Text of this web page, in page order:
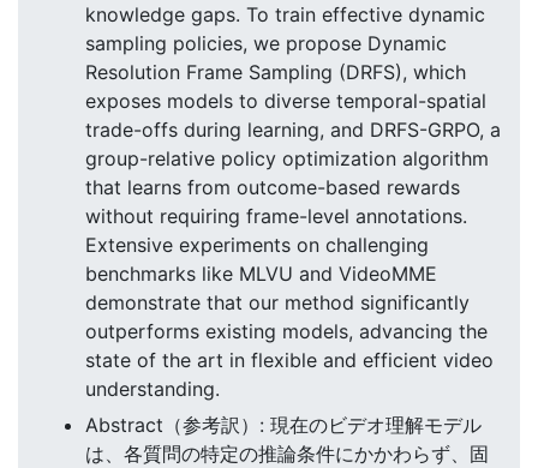
knowledge gaps. To train effective dynamic
sampling policies, we propose Dynamic
Resolution Frame Sampling (DRFS), which
exposes models to diverse temporal-spatial
trade-offs during learning, and DRFS-GRPO, a
group-relative policy optimization algorithm
that learns from outcome-based rewards
without requiring frame-level annotations.
Extensive experiments on challenging
benchmarks like MLVU and VideoMME
demonstrate that our method significantly
outperforms existing models, advancing the
state of the art in flexible and efficient video
understanding.
Abstract（参考訳）: 現在のビデオ理解モデル
は、各質問の特定の推論条件にかかわらず、固